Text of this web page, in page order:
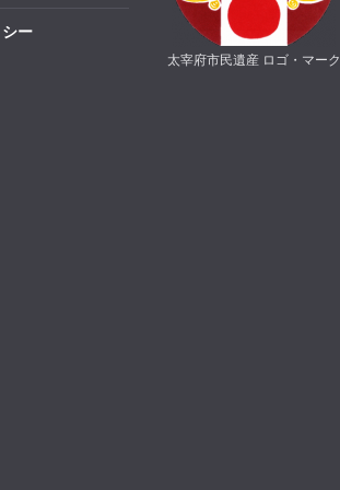
ー
太宰府市民遺産 ロゴ・マーク